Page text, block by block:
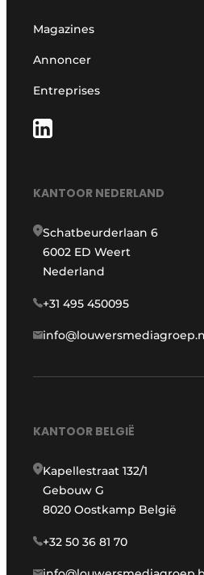
Magazines
Annoncer
Entreprises
KANTOOR NEDERLAND
Schatbeurderlaan 6
6002 ED Weert
Nederland
+31 495 450095
KANTOOR BELGIË
Kapellestraat 132/1
Gebouw G
8020 Oostkamp België
+32 50 36 81 70